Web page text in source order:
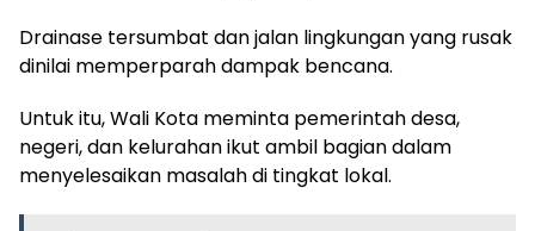
Drainase tersumbat dan jalan lingkungan yang rusak
dinilai memperparah dampak bencana.
Untuk itu, Wali Kota meminta pemerintah desa,
negeri, dan kelurahan ikut ambil bagian dalam
menyelesaikan masalah di tingkat lokal.